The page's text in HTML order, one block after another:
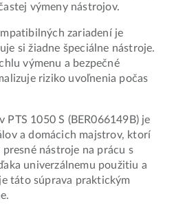
výmeny nástrojov.
zariadení je
si žiadne špeciálne nástroje.
výmenu a bezpečné
riziko uvoľnenia počas
PTS 1050 S (BER066149B) je
a domácich majstrov, ktorí
nástroje na prácu s
univerzálnemu použitiu a
táto súprava praktickým